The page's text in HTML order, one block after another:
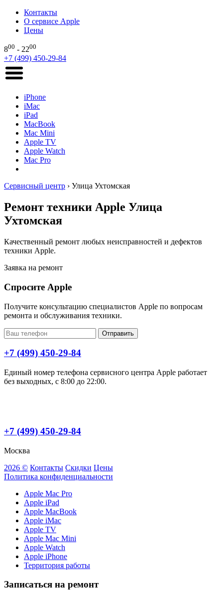
Контакты
О сервисе Apple
Цены
800 - 2200
+7 (499) 450-29-84
iPhone
iMac
iPad
MacBook
Mac Mini
Apple TV
Apple Watch
Mac Pro
Сервисный центр › Улица Ухтомская
Ремонт техники Apple Улица
Ухтомская
Качественный ремонт любых неисправностей и дефектов
техники Apple.
Заявка на ремонт
Спросите Apple
Получите консультацию специалистов Apple по вопросам
ремонта и обслуживания техники.
Отправить
+7 (499) 450-29-84
Единый номер телефона сервисного центра Apple работает
без выходных, с 8:00 до 22:00.
+7 (499) 450-29-84
Москва
2026 © Контакты Скидки Цены
Политика конфиденциальности
Apple Mac Pro
Apple iPad
Apple MacBook
Apple iMac
Apple TV
Apple Mac Mini
Apple Watch
Apple iPhone
Территория работы
Записаться на ремонт